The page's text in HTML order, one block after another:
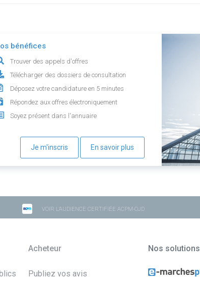
bénéfices
Trouver des appels d'offres
Télécharger des dossiers de consultation
Déposez votre candidature en 5 minutes
Répondez aux offres électroniquement
Soyez présent dans l'annuaire
Je m'inscris En savoir plus
VOIR L'AUDIENCE CERTIFIÉE ACPM-OJD
Acheteur
Publiez vos avis
Nos solutions